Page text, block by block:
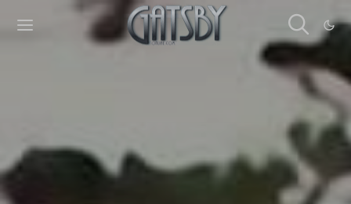
Cookies management panel